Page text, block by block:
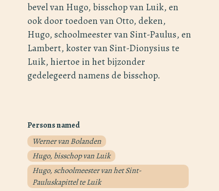
bevel van Hugo, bisschop van Luik, en
ook door toedoen van Otto, deken,
Hugo, schoolmeester van Sint-Paulus, en
Lambert, koster van Sint-Dionysius te
Luik, hiertoe in het bijzonder
gedelegeerd namens de bisschop.
Persons named
Werner van Bolanden
Hugo, bisschop van Luik
Hugo, schoolmeester van het Sint-
Pauluskapittel te Luik